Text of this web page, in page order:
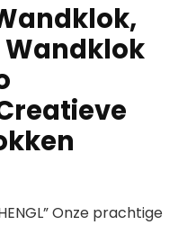
Onze prachtige